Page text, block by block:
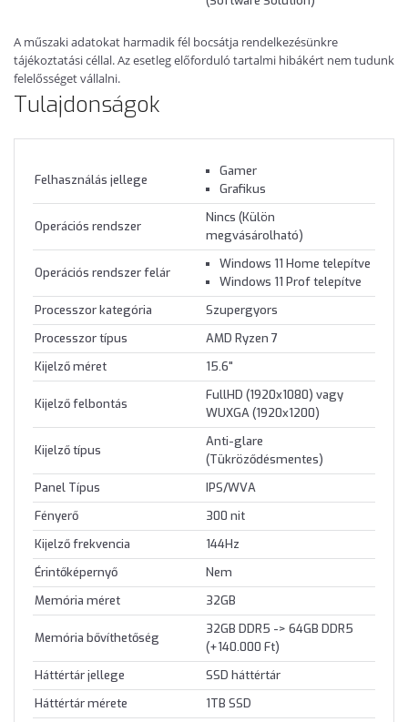
A műszaki adatokat harmadik fél bocsátja rendelkezésünkre
tájékoztatási céllal. Az esetleg előforduló tartalmi hibákért nem tudunk
felelősséget vállalni.
Tulajdonságok
Felhasználás jellege
Gamer
Grafikus
Operációs rendszer
Nincs (Külön
megvásárolható)
Operációs rendszer felár
Windows 11 Home telepítve
Windows 11 Prof telepítve
Processzor kategória
Szupergyors
Processzor típus
AMD Ryzen 7
Kijelző méret
15.6"
Kijelző felbontás
FullHD (1920x1080) vagy
WUXGA (1920x1200)
Kijelző típus
Anti-glare
(Tükröződésmentes)
Panel Típus
IPS/WVA
Fényerő
300 nit
Kijelző frekvencia
144Hz
Érintőképernyő
Nem
Memória méret
32GB
Memória bővíthetőség
32GB DDR5 -> 64GB DDR5
(+140.000 Ft)
Háttértár jellege
SSD háttértár
Háttértár mérete
1TB SSD